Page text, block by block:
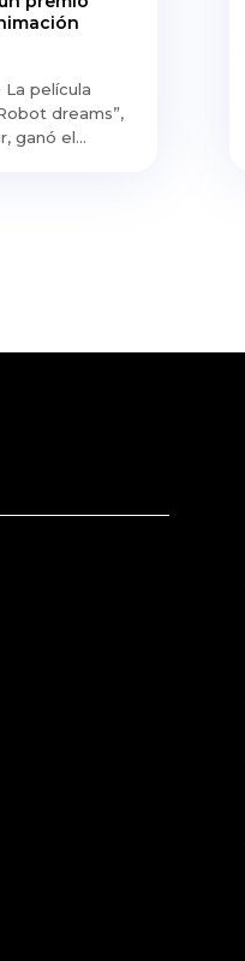
La película
dreams”,
ganó el...